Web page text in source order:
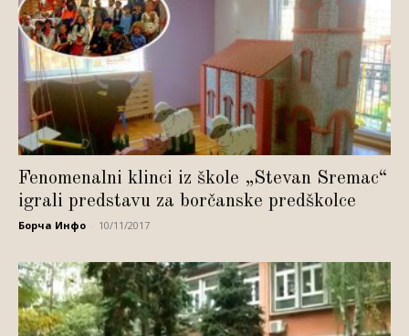
Fenomenalni klinci iz škole „Stevan Sremac“
igrali predstavu za borčanske predškolce
Борча Инфо 10/11/2017